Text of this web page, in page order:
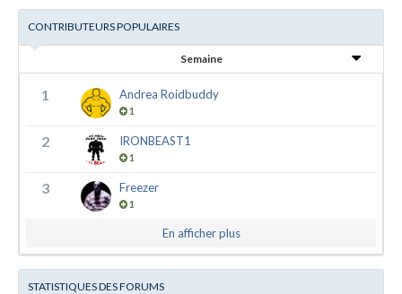
CONTRIBUTEURS POPULAIRES
Semaine
1 Andrea Roidbuddy
1
2 IRONBEAST1
1
3 Freezer
1
En afficher plus
STATISTIQUES DES FORUMS